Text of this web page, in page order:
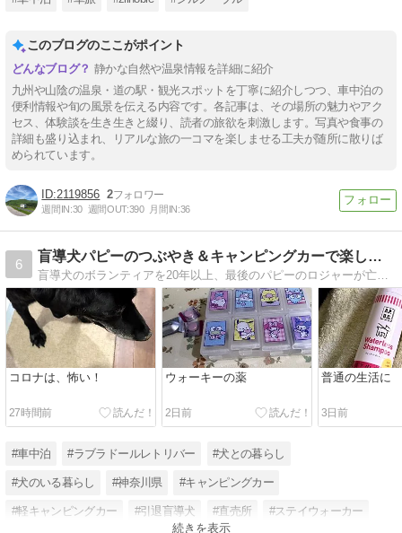
このブログのここがポイント
静かな自然や温泉情報を詳細に紹介
九州や山陰の温泉・道の駅・観光スポットを丁寧に紹介しつつ、車中泊の
便利情報や旬の風景を伝える内容です。各記事は、その場所の魅力やアク
セス、体験談を生き生きと綴り、読者の旅欲を刺激します。写真や食事の
詳細も盛り込まれ、リアルな旅の一コマを楽しませる工夫が随所に散りば
められています。
2119856 2
週間IN:30 週間OUT:390 月間IN:36
6
盲導犬パピーのつぶやき＆キャンピングカーで楽しもう！
盲導犬のボランティアを20年以上、最後のパピーのロジャーが亡くなり、日本盲導犬協会の一時預かりのボランティアとなりました。また、キャンピングカーでの旅での様子もお伝えできればと。
コロナは、怖い！
27時間前
ウォーキーの薬
2日前
普通の生活に
3日前
#車中泊 #ラブラドールレトリバー #犬との暮らし
#犬のいる暮らし #神奈川県 #キャンピングカー
#軽キャンピングカー #引退盲導犬 #直売所 #ステイウォーカー
続きを表示